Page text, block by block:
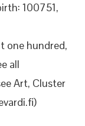
100751,
one hundred,
all
Art, Cluster